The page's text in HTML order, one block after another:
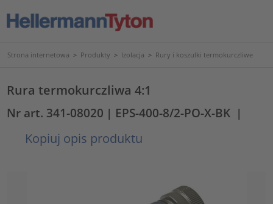
Strona internetowa > Produkty > Izolacja > Rury i koszulki termokurczliwe
Rura termokurczliwa 4:1
Nr art. 341-08020 | EPS-400-8/2-PO-X-BK |
Kopiuj opis produktu